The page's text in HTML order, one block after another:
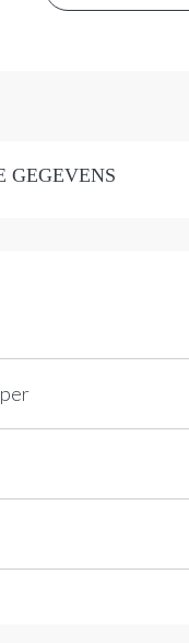
GEGEVENS